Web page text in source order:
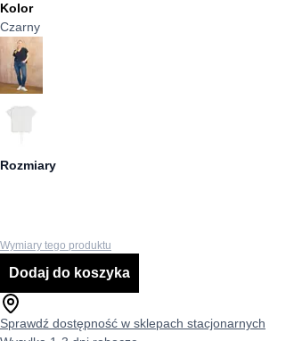
Kolor
Czarny
Rozmiary
Wymiary tego produktu
Dodaj do koszyka
Sprawdź dostępność w sklepach stacjonarnych